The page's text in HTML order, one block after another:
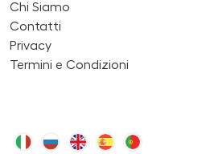
Chi Siamo
Contatti
Privacy
Termini e Condizioni